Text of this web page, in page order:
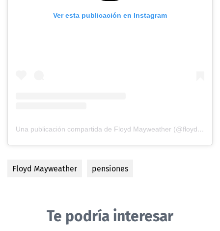
Ver esta publicación en Instagram
Una publicación compartida de Floyd Mayweather (@floydmayweather)
Floyd Mayweather pensiones
Te podría interesar